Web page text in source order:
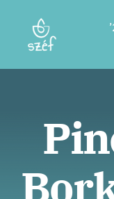
tartalomra